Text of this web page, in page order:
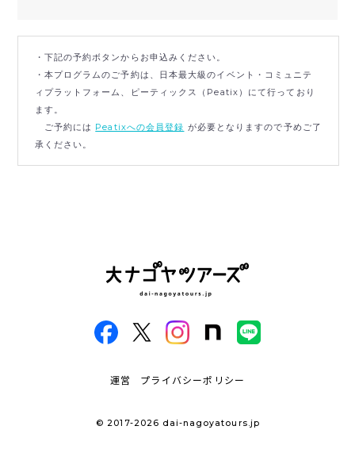
・下記の予約ボタンからお申込みください。
・本プログラムのご予約は、日本最大級のイベント・コミュニテ
ィプラットフォーム、ピーティックス（Peatix）にて行っており
ます。
ご予約には Peatixへの会員登録 が必要となりますので予めご了
承ください。
運営 プライバシーポリシー
© 2017-2026 dai-nagoyatours.jp